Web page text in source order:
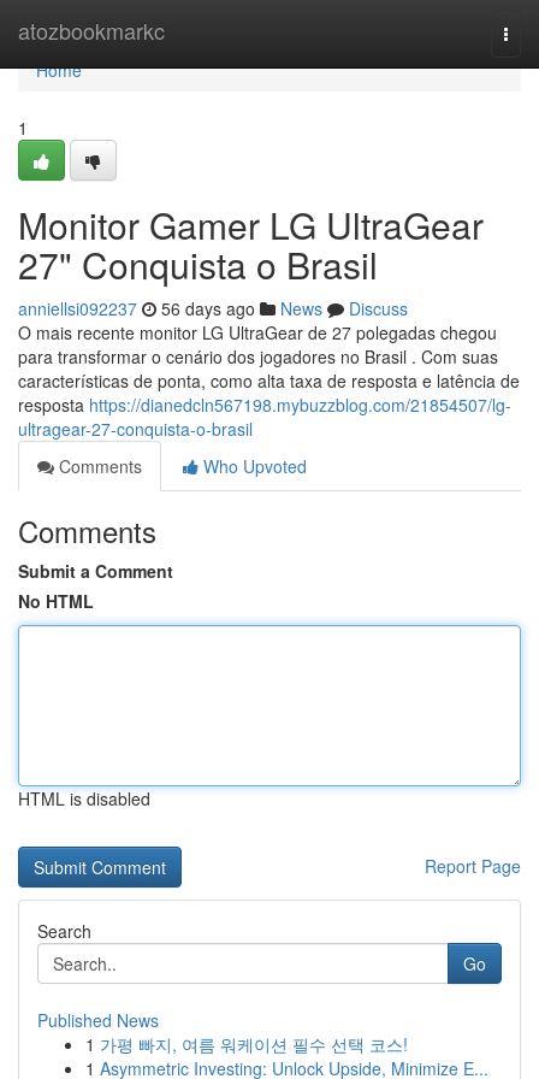
atozbookmarkc
Home
Home
1
Monitor Gamer LG UltraGear
27" Conquista o Brasil
anniellsi092237 56 days ago News
Discuss
O mais recente monitor LG UltraGear de 27 polegadas chegou
para transformar o cenário dos jogadores no Brasil . Com suas
características de ponta, como alta taxa de resposta e latência de
resposta https://dianedcln567198.mybuzzblog.com/21854507/lg-
ultragear-27-conquista-o-brasil
Comments
Who Upvoted
Comments
Submit a Comment
No HTML
HTML is disabled
Report Page
Search
Go
Published News
1 가평 빠지, 여름 워케이션 필수 선택 코스!
1 Asymmetric Investing: Unlock Upside, Minimize E...